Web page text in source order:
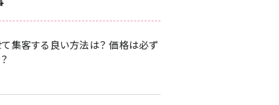
z世代 (1622)
meo (1275)
集客する良い方法は？ 価格は必ず